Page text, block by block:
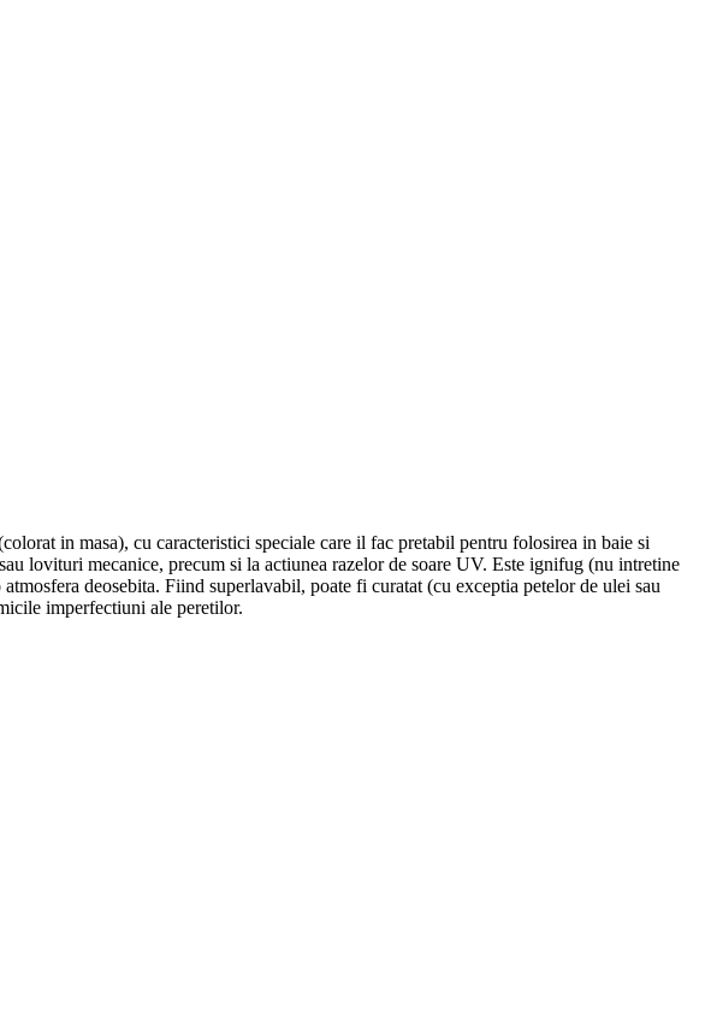
in masa), cu caracteristici speciale care il fac pretabil pentru folosirea in baie si
lovituri mecanice, precum si la actiunea razelor de soare UV. Este ignifug (nu intretine
deosebita. Fiind superlavabil, poate fi curatat (cu exceptia petelor de ulei sau
imperfectiuni ale peretilor.